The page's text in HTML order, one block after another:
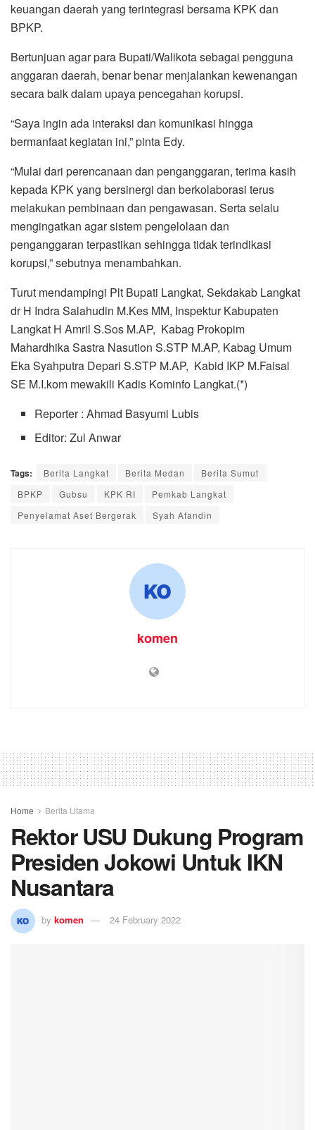
keuangan daerah yang terintegrasi bersama KPK dan
BPKP.
Bertunjuan agar para Bupati/Walikota sebagai pengguna
anggaran daerah, benar benar menjalankan kewenangan
secara baik dalam upaya pencegahan korupsi.
“Saya ingin ada interaksi dan komunikasi hingga
bermanfaat kegiatan ini,” pinta Edy.
“Mulai dari perencanaan dan penganggaran, terima kasih
kepada KPK yang bersinergi dan berkolaborasi terus
melakukan pembinaan dan pengawasan. Serta selalu
mengingatkan agar sistem pengelolaan dan
penganggaran terpastikan sehingga tidak terindikasi
korupsi,” sebutnya menambahkan.
Turut mendampingi Plt Bupati Langkat, Sekdakab Langkat
dr H Indra Salahudin M.Kes MM, Inspektur Kabupaten
Langkat H Amril S.Sos M.AP, Kabag Prokopim
Mahardhika Sastra Nasution S.STP M.AP, Kabag Umum
Eka Syahputra Depari S.STP M.AP, Kabid IKP M.Faisal
SE M.I.kom mewakili Kadis Kominfo Langkat.(*)
Reporter : Ahmad Basyumi Lubis
Editor: Zul Anwar
Tags: Berita Langkat Berita Medan
Berita Sumut
BPKP
Gubsu KPK RI
Pemkab Langkat
Penyelamat Aset Bergerak
Syah Afandin
komen
Home Berita Utama
Rektor USU Dukung Program
Presiden Jokowi Untuk IKN
Nusantara
by komen 24 February 2022